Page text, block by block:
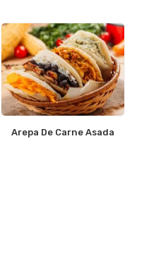
Arepa De Carne Asada